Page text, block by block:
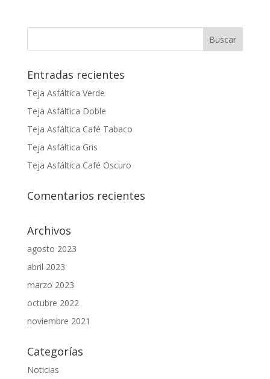
Entradas recientes
Teja Asfáltica Verde
Teja Asfáltica Doble
Teja Asfáltica Café Tabaco
Teja Asfáltica Gris
Teja Asfáltica Café Oscuro
Comentarios recientes
Archivos
agosto 2023
abril 2023
marzo 2023
octubre 2022
noviembre 2021
Categorías
Noticias